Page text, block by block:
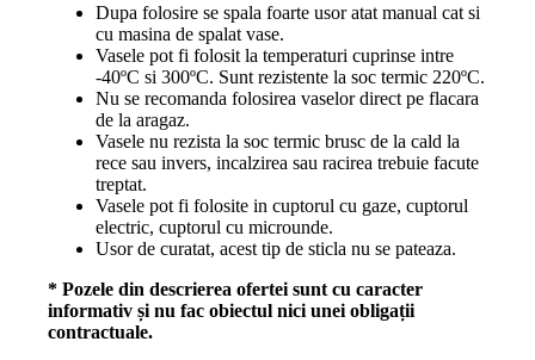
Dupa folosire se spala foarte usor atat manual cat si
cu masina de spalat vase.
Vasele pot fi folosit la temperaturi cuprinse intre
-40ºC si 300ºC. Sunt rezistente la soc termic 220ºC.
Nu se recomanda folosirea vaselor direct pe flacara
de la aragaz.
Vasele nu rezista la soc termic brusc de la cald la
rece sau invers, incalzirea sau racirea trebuie facute
treptat.
Vasele pot fi folosite in cuptorul cu gaze, cuptorul
electric, cuptorul cu microunde.
Usor de curatat, acest tip de sticla nu se pateaza.
* Pozele din descrierea ofertei sunt cu caracter
informativ și nu fac obiectul nici unei obligații
contractuale.